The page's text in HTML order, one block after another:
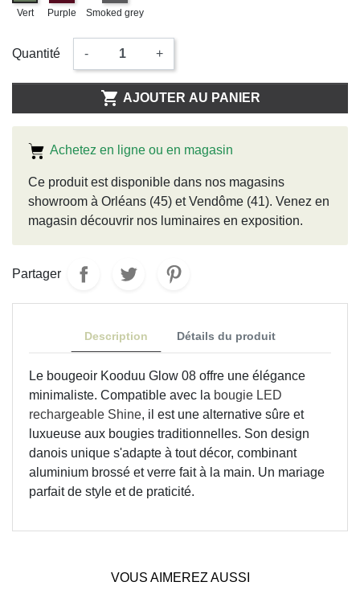
Vert Purple Smoked grey
Quantité - +
 AJOUTER AU PANIER
Achetez en ligne ou en magasin
Ce produit est disponible dans nos magasins
showroom à Orléans (45) et Vendôme (41). Venez en
magasin découvrir nos luminaires en exposition.
Partager
Description Détails du produit
Le bougeoir Kooduu Glow 08 offre une élégance
minimaliste. Compatible avec la bougie LED
rechargeable Shine, il est une alternative sûre et
luxueuse aux bougies traditionnelles. Son design
danois unique s'adapte à tout décor, combinant
aluminium brossé et verre fait à la main. Un mariage
parfait de style et de praticité.
VOUS AIMEREZ AUSSI